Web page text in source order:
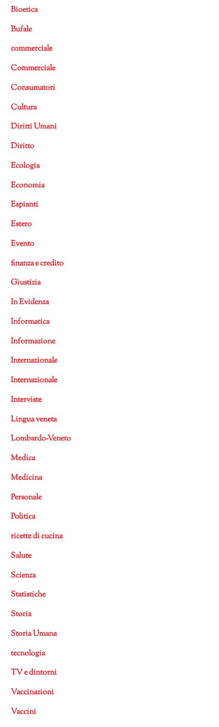
Bioetica
Bufale
commerciale
Commerciale
Consumatori
Cultura
Diritti Umani
Diritto
Ecologia
Economia
Espianti
Estero
Evento
finanza e credito
Giustizia
In Evidenza
Informatica
Informazione
Internazionale
Internazionale
Interviste
Lingua veneta
Lombardo-Veneto
Medica
Medicina
Personale
Politica
ricette di cucina
Salute
Scienza
Statistiche
Storia
Storia Umana
tecnologia
TV e dintorni
Vaccinazioni
Vaccini